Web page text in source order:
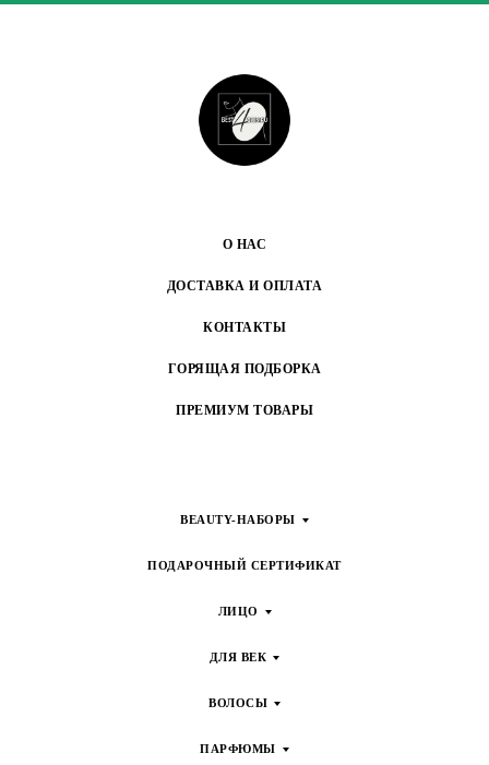
О НАС
ДОСТАВКА И ОПЛАТА
КОНТАКТЫ
ГОРЯЩАЯ ПОДБОРКА
ПРЕМИУМ ТОВАРЫ
BEAUTY-НАБОРЫ
ПОДАРОЧНЫЙ СЕРТИФИКАТ
ЛИЦО
ДЛЯ ВЕК
ВОЛОСЫ
ПАРФЮМЫ